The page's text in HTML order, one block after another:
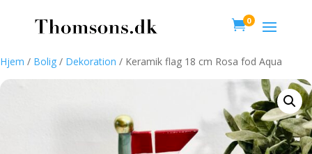
0
Hjem / Bolig / Dekoration / Keramik flag 18 cm Rosa fod Aqua